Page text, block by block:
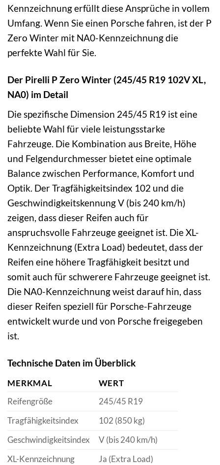
Kennzeichnung erfüllt diese Ansprüche in vollem
Umfang. Wenn Sie einen Porsche fahren, ist der P
Zero Winter mit NA0-Kennzeichnung die
perfekte Wahl für Sie.
Der Pirelli P Zero Winter (245/45 R19 102V XL,
NA0) im Detail
Die spezifische Dimension 245/45 R19 ist eine
beliebte Wahl für viele leistungsstarke
Fahrzeuge. Die Kombination aus Breite, Höhe
und Felgendurchmesser bietet eine optimale
Balance zwischen Performance, Komfort und
Optik. Der Tragfähigkeitsindex 102 und die
Geschwindigkeitskennung V (bis 240 km/h)
zeigen, dass dieser Reifen auch für
anspruchsvolle Fahrzeuge geeignet ist. Die XL-
Kennzeichnung (Extra Load) bedeutet, dass der
Reifen eine höhere Tragfähigkeit besitzt und
somit auch für schwerere Fahrzeuge geeignet ist.
Die NA0-Kennzeichnung weist darauf hin, dass
dieser Reifen speziell für Porsche-Fahrzeuge
entwickelt wurde und von Porsche freigegeben
ist.
Technische Daten im Überblick
MERKMAL
WERT
Reifengröße
245/45 R19
Tragfähigkeitsindex
102 (850 kg)
Geschwindigkeitsindex
V (bis 240 km/h)
XL-Kennzeichnung
Ja (Extra Load)